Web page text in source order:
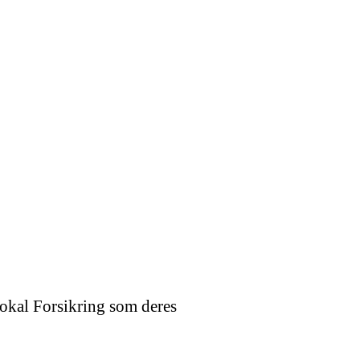
Forsikring som deres